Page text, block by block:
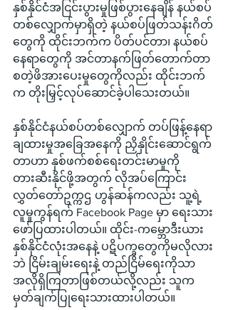
နှစ်နိုင်ငံအငြင်းပွားမှုဖြစ်ပွားနေချိန် နယ်စပ်
တစ်လျှောက်မှာရှိတဲ့ နယ်စပ်ဖြတ်သန်းဂိတ်
တွေကို ထိုင်းဘက်က ပိတ်ပင်တာ၊ နယ်စပ်
နေရာတွေကို အင်တာနက်ဖြတ်တောက်တာ
စတဲ့ဖိအားပေးမှုတွေကိုလည်း ထိုင်းဘက်
က တိုးမြှင့်လုပ်ဆောင်ခဲ့ပါသေးတယ်။
နှစ်နိုင်ငံနယ်စပ်တစ်လျှောက် တပ်ဖြန့်နေရာ
ချထားမှုအခြေအနေကို ညှိနှိုင်းဆောင်ရွက်
တာဟာ နှစ်ဖက်စစ်ရေးတင်းမာမှုကို
တားဆီးနိုင်ဖို့အတွက် လိုအပ်ကြောင်း
လွှတ်တော်ဥက္ကဌ ဟွန်ဆန်ကလည်း သူ့ရဲ့
လူမှုကွန်ရက် Facebook Page မှာ ရေးသား
ဖော်ပြထားပါတယ်။ ထိုင်း-ကမ္ဘောဒီးယား
နှစ်နိုင်ငံလုံးအနေနဲ့ ပဋိပက္ခတွေကိုမလိုလား
ဘဲ ငြိမ်းချမ်းရေးနဲ့ တည်ငြိမ်ရေးကိုသာ
အလိုရှိကြတာဖြစ်တယ်လို့လည်း သူက
မှတ်ချက်ပြုရေးသားထားပါတယ်။